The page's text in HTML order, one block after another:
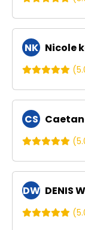
NK Nicole
CS
DW DENIS